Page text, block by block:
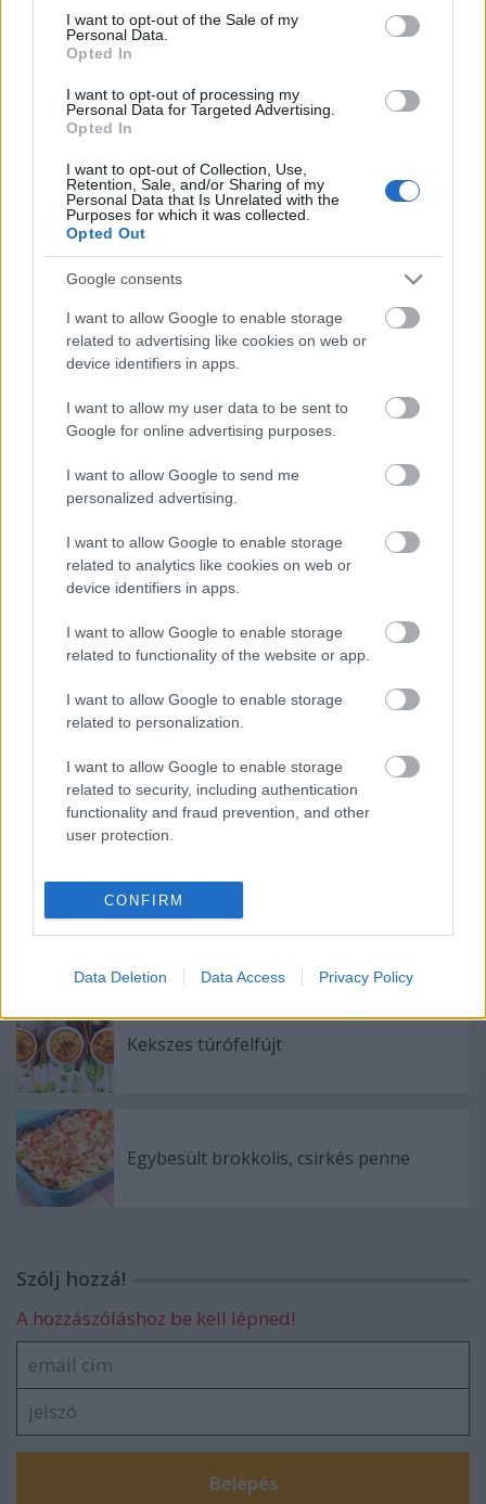
consent section.
I want to opt-out of the Sale of my
Personal Data.
Opted In
I want to opt-out of processing my
Personal Data for Targeted Advertising.
Opted In
I want to opt-out of Collection, Use,
Retention, Sale, and/or Sharing of my
Personal Data that Is Unrelated with the
Purposes for which it was collected.
Opted Out
Google consents
I want to allow Google to enable storage
related to advertising like cookies on web or
device identifiers in apps.
I want to allow my user data to be sent to
Google for online advertising purposes.
I want to allow Google to send me
personalized advertising.
I want to allow Google to enable storage
related to analytics like cookies on web or
device identifiers in apps.
I want to allow Google to enable storage
related to functionality of the website or app.
I want to allow Google to enable storage
related to personalization.
I want to allow Google to enable storage
related to security, including authentication
functionality and fraud prevention, and other
user protection.
CONFIRM
Data Deletion Data Access Privacy Policy
különálló serpenyőben kisütjük a zsírját. A zsírt
leöntve hozzáadjuk a felszeletelt gombát is. Miután
leveshez. A tejfölt egy kis tálban csomómentesen
összekeverjük a levesből kimert két evőkanálnyi
lével, majd a leveshez csurgatjuk. Pár percet még
hagyjuk főni az egészet, utána pedig már tálalhatjuk
is. Tálalásnál szórjuk meg friss petrezselyemmel.
Jó étvágyat!
meggyes daratortát.
- KockacZukor -
Címkék: leves gomba kolbász tarhonya
Receptajánló
KockacZukor
Ajánlott bejegyzések:
Elköltöztünk! Irány a www.teszta.fun
Mangós csirke
Gyors édesburgonya gnocchi
Kekszes túrófelfújt
Egybesült brokkolis, csirkés penne
Szólj hozzá!
A hozzászóláshoz be kell lépned!